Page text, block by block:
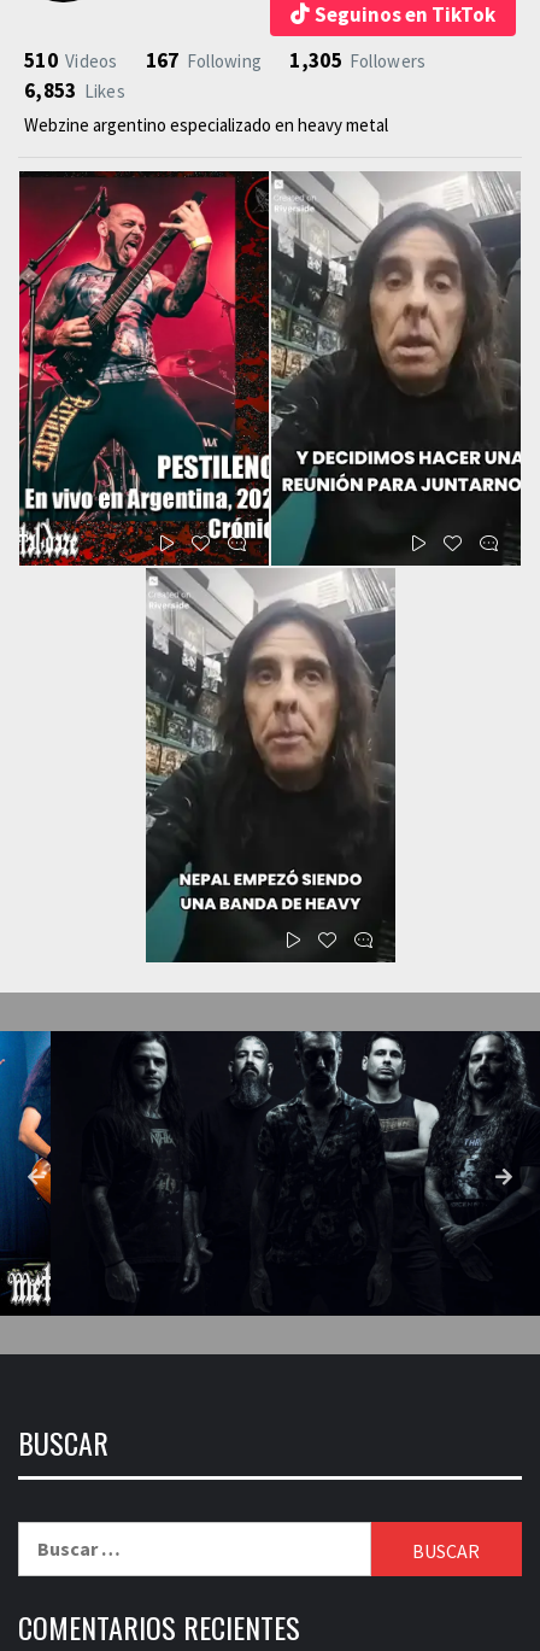
Seguinos en TikTok
510 Videos 167 Following 1,305 Followers
6,853 Likes
Webzine argentino especializado en heavy metal
BUSCAR
COMENTARIOS RECIENTES